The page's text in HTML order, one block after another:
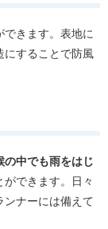
できます。表地に
にすることで防風
の中でも雨をはじ
ができます。日々
ンナーには備えて